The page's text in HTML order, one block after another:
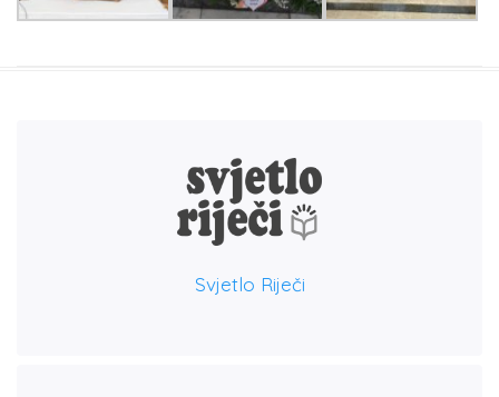
Svjetlo Riječi